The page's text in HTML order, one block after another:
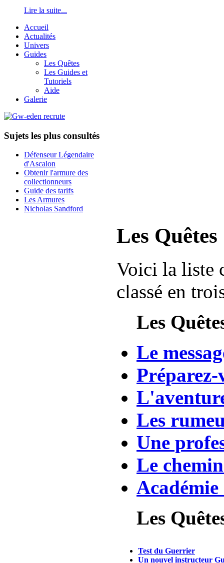
Lire la suite...
Accueil
Actualités
Univers
Guides
Les Quêtes
Les Guides et
Tutoriels
Aide
Galerie
Sujets les plus consultés
Défenseur Légendaire
d'Ascalon
Obtenir l'armure des
collectionneurs
Guide des tarifs
Les Armures
Nicholas Sandford
Les Quêtes
Voici la liste
classé en
Les
Le
Préparez-
Les
Une
Le
Les
Test du Guerrier
Un nouvel instructeur